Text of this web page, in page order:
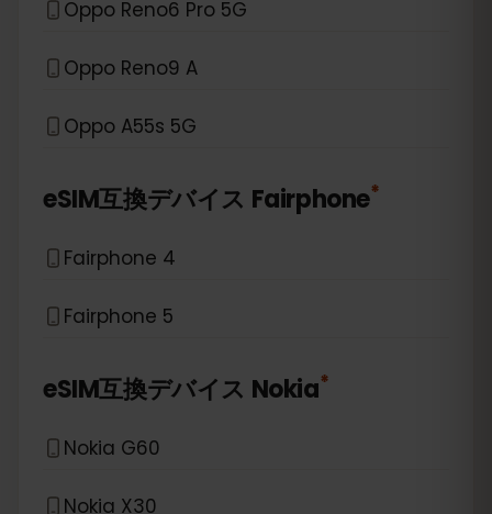
Oppo Reno6 Pro 5G
Oppo Reno9 A
Oppo A55s 5G
eSIM互換デバイス Fairphone*
Fairphone 4
Fairphone 5
eSIM互換デバイス Nokia*
Nokia G60
Nokia X30